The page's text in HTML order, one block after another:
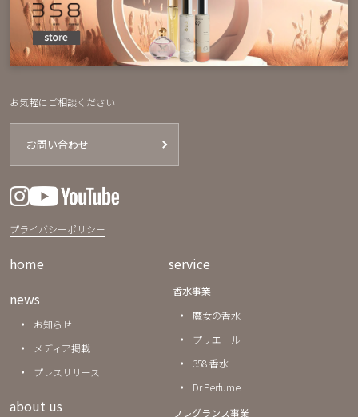
お気軽にご相談ください
お問い合わせ
プライバシーポリシー
home
news
お知らせ
メディア掲載
プレスリリース
about us
service
香水事業
魔女の香水
プリエール
358 香水
Dr.Perfume
フレグランス事業